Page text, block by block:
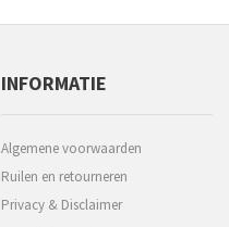
INFORMATIE
Algemene voorwaarden
Ruilen en retourneren
Privacy & Disclaimer